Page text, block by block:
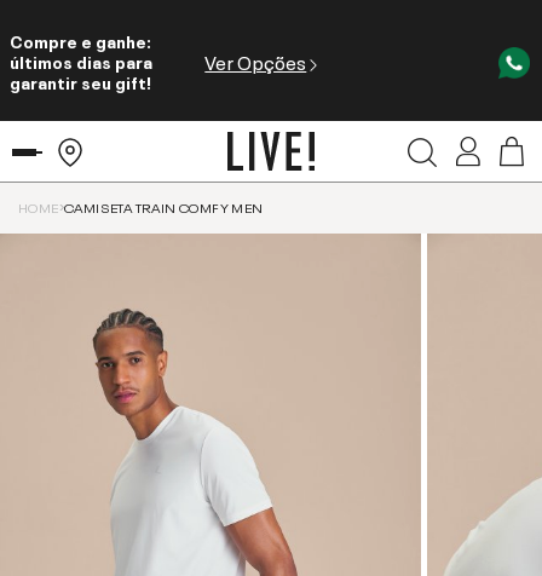
Compre e ganhe:
últimos dias para
garantir seu gift!
Ver Opções
HOME CAMISETA TRAIN COMFY MEN